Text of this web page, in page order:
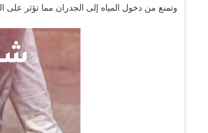
وتمنع من دخول المياه إلى الجدران مما تؤثر على